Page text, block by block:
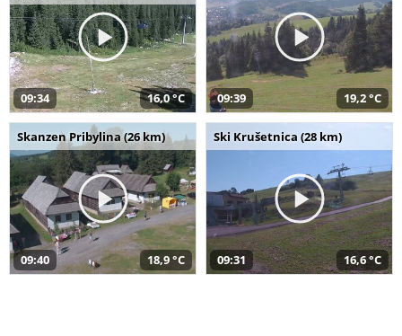
09:34 16,0 °C 09:39 19,2 °C
Skanzen Pribylina (26 km)
09:40 18,9 °C
Ski Krušetnica (28 km)
09:31 16,6 °C